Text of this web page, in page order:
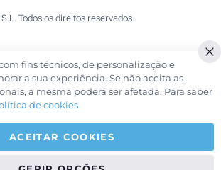
Todos os direitos reservados.
fins técnicos, de personalização e
a sua experiência. Se não aceita as
a mesma poderá ser afetada. Para saber
de cookies
ACEITAR COOKIES